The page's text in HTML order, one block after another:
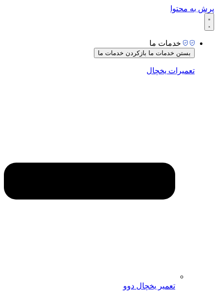
پرش به محتوا
خدمات ما
بستن خدمات ما بازکردن خدمات ما
تعمیرات یخچال
تعمیر یخچال دوو